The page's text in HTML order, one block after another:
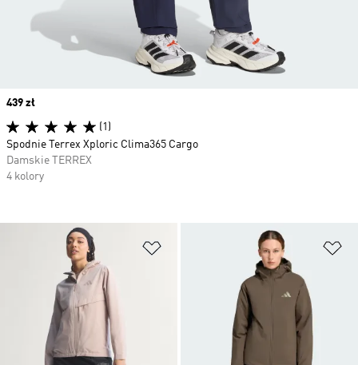
Dodaj do listy życzeń
Price
439 zł
(1)
Spodnie Terrex Xploric Clima365 Cargo
Damskie TERREX
4 kolory